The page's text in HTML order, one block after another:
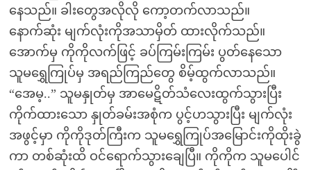
နေသည်။ ခါးတွေအလိုလို ကော့တက်လာသည်။
နောက်ဆုံး မျက်လုံးကိုအသာမှိတ် ထားလိုက်သည်။
အောက်မှ ကိုကိုလက်ဖြင့် ခပ်ကြမ်းကြမ်း ပွတ်နေသော
သူမရွှေကြုပ်မှ အရည်ကြည်တွေ စိမ့်ထွက်လာသည်။
“အေမ့..” သူမနှုတ်မှ အာမေဋိတ်သံလေးထွက်သွားပြီး
ကိုက်ထားသော နှုတ်ခမ်းအစုံက ပွင့်ဟသွားပြီး မျက်လုံး
အဖွင့်မှာ ကိုကိုဒုတ်ကြီးက သူမရွှေကြုပ်အမြောင်းကိုထိုးခွဲ
ကာ တစ်ဆုံးထိ ဝင်ရောက်သွားချေပြီ။ ကိုကိုက သူမပေါင်